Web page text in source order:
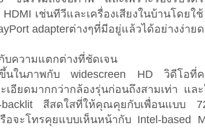
เช่นทีวีและเครื่องเสียงในบ้านโดยใช้
adapterต่างๆที่มีอยู่แล้วได้อย่างง่าย
บความแตกต่างที่ชัดเจน
นในภาพกับ widescreen HD วิดีโอที่ค
เอียดมากกว่ากล้องรุ่นก่อนถึงสามเท่า แล
backlit สีสดใสที่ให้คุณคุยกับเพื่อนแบบ
จะโทรคุยแบบเห็นหน้ากับ Intel-based